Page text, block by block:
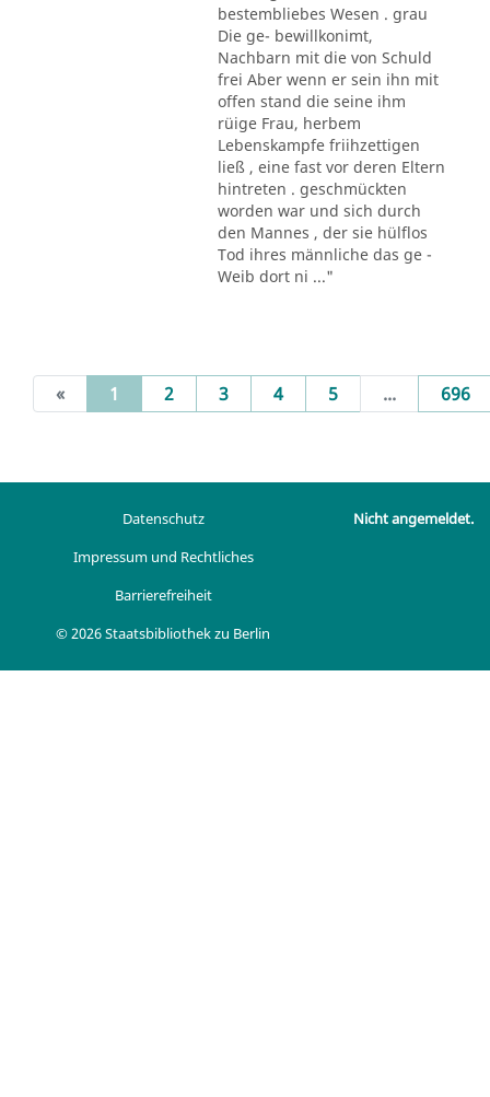
bestembliebes Wesen . grau
Die ge- bewillkonimt,
Nachbarn mit die von Schuld
frei Aber wenn er sein ihn mit
offen stand die seine ihm
rüige Frau, herbem
Lebenskampfe friihzettigen
ließ , eine fast vor deren Eltern
hintreten . geschmückten
worden war und sich durch
den Mannes , der sie hülflos
Tod ihres männliche das ge -
Weib dort ni ..."
« 1 (current)
2 3 4 5 ... 696
Datenschutz
Impressum und Rechtliches
Barrierefreiheit
© 2026 Staatsbibliothek zu Berlin
Nicht angemeldet.